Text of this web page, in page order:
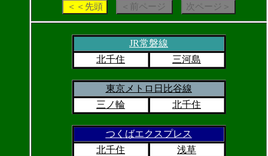
JR常磐線
北千住
三河島
東京メトロ日比谷線
三ノ輪
北千住
つくばエクスプレス
北千住
浅草